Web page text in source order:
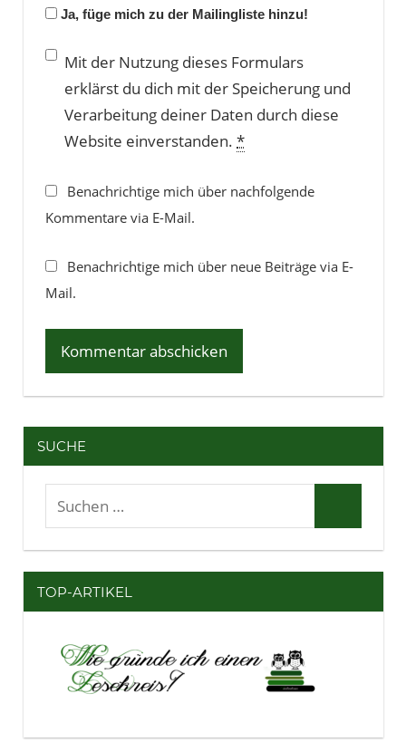
Ja, füge mich zu der Mailingliste hinzu!
Mit der Nutzung dieses Formulars
erklärst du dich mit der Speicherung und
Verarbeitung deiner Daten durch diese
Website einverstanden. *
Benachrichtige mich über nachfolgende
Kommentare via E-Mail.
Benachrichtige mich über neue Beiträge via E-
Mail.
SUCHE
Suchen
TOP-ARTIKEL